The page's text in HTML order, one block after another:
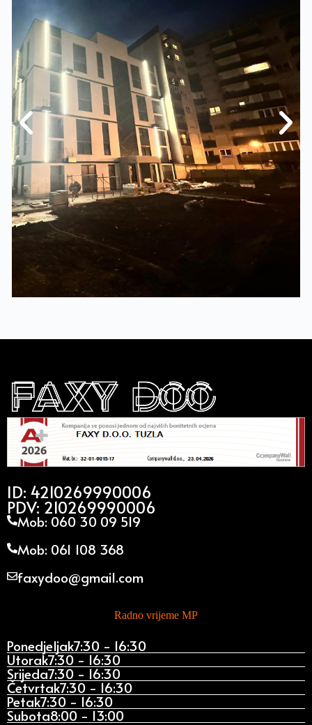
ID: 4210269990006
PDV: 210269990006
Mob: 060 30 09 519
Mob: 061 108 368
faxydoo@gmail.com
Radno vrijeme MP
Ponedjeljak7:30 - 16:30
Utorak7:30 - 16:30
Srijeda7:30 - 16:30
Četvrtak7:30 - 16:30
Petak7:30 - 16:30
Subota8:00 - 13:00